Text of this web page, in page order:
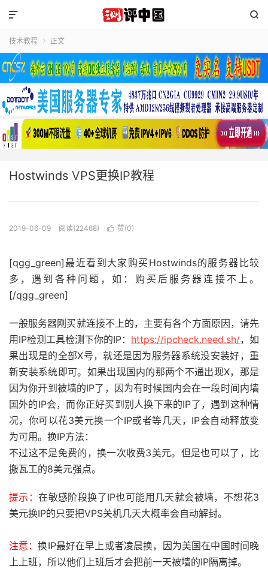


技术教程  正文
Hostwinds VPS更换IP教程
2019-06-09 阅读(22468)  赞(0)
[qgg_green]最近看到大家购买Hostwinds的服务器比较
多，遇到各种问题，如：购买后服务器连接不上。
[/qgg_green]
一般服务器刚买就连接不上的，主要有各个方面原因，请先
用IP检测工具检测下你的IP： https://ipcheck.need.sh/，如
果出现是的全部X号，就还是因为服务器系统没安装好，重
新安装系统即可。如果出现国内的那两个不通出现X，那是
因为你开到被墙的IP了，因为有时候国内会在一段时间内墙
国外的IP会，而你正好买到别人换下来的IP了，遇到这种情
况，你可以花3美元换一个IP或者等几天，IP会自动释放变
为可用。换IP方法：
不过这不是免费的，换一次收费3美元。但是也可以了，比
搬瓦工的8美元强点。
提示：在敏感阶段换了IP也可能用几天就会被墙，不想花3
美元换IP的只要把VPS关机几天大概率会自动解封。
注意：换IP最好在早上或者凌晨换，因为美国在中国时间晚
上上班，所以他们上班后才会把前一天被墙的IP隔离掉。